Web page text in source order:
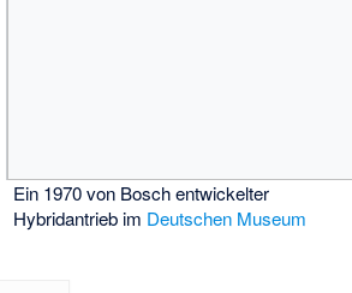
Ein 1970 von Bosch entwickelter
Hybridantrieb im Deutschen Museum